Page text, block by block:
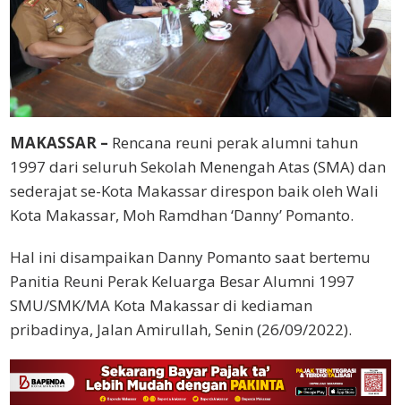
MAKASSAR – Rencana reuni perak alumni tahun
1997 dari seluruh Sekolah Menengah Atas (SMA) dan
sederajat se-Kota Makassar direspon baik oleh Wali
Kota Makassar, Moh Ramdhan ‘Danny’ Pomanto.
Hal ini disampaikan Danny Pomanto saat bertemu
Panitia Reuni Perak Keluarga Besar Alumni 1997
SMU/SMK/MA Kota Makassar di kediaman
pribadinya, Jalan Amirullah, Senin (26/09/2022).